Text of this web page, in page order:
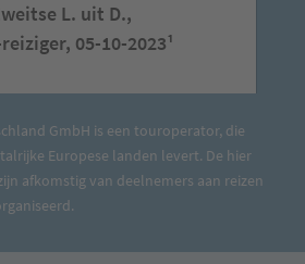
L. uit D.,
05-10-2023¹
GmbH is een touroperator, die
Europese landen levert. De hier
afkomstig van deelnemers aan reizen